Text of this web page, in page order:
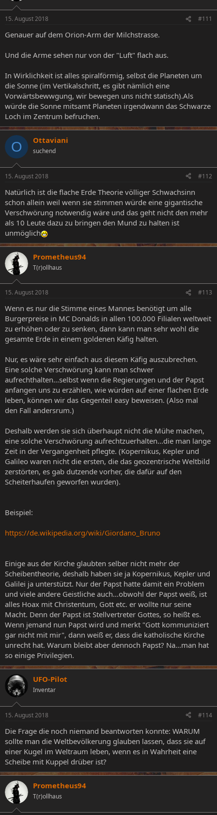
15. August 2018 #111
Genauer auf dem Orion-Arm der Milchstrasse.
Und die Arme sehen nur von der "Luft" flach aus.
In Wirklichkeit ist alles spiralförmig, selbst die Planeten um
die Sonne (im Vertikalschritt, es gibt nämlich eine
Vorwärtsbewwgung, wir bewegen uns nicht statisch).Als
würde die Sonne mitsamt Planeten irgendwann das Schwarze
Loch im Zentrum befruchen.
O Ottaviani
suchend
15. August 2018 #112
Natürlich ist die flache Erde Theorie völliger Schwachsinn
schon allein weil wenn sie stimmen würde eine gigantische
Verschwörung notwendig wäre und das geht nicht den mehr
als 10 Leute dazu zu bringen den Mund zu halten ist
unmöglich
Prometheus94
T(r)ollhaus
15. August 2018 #113
Wenn es nur die Stimme eines Mannes benötigt um alle
Burgerpreise in MC Donalds in allen 100.000 Filialen weltweit
zu erhöhen oder zu senken, dann kann man sehr wohl die
gesamte Erde in einem goldenen Käfig halten.
Nur, es wäre sehr einfach aus diesem Käfig auszubrechen.
Eine solche Verschwörung kann man schwer
aufrechthalten...selbst wenn die Regierungen und der Papst
anfangen uns zu erzählen, wie würden auf einer flachen Erde
leben, können wir das Gegenteil easy beweisen. (Also mal
den Fall andersrum.)
Deshalb werden sie sich überhaupt nicht die Mühe machen,
eine solche Verschwörung aufrechtzuerhalten...die man lange
Zeit in der Vergangenheit pflegte. (Kopernikus, Kepler und
Galileo waren nicht die ersten, die das geozentrische Weltbild
zerstörten, es gab dutzende vorher, die dafür auf den
Scheiterhaufen geworfen wurden).
Beispiel:
https://de.wikipedia.org/wiki/Giordano_Bruno
Einige aus der Kirche glaubten selber nicht mehr der
Scheibentheorie, deshalb haben sie ja Kopernikus, Kepler und
Galilei ja unterstützt. Nur der Papst hatte damit ein Problem
und viele andere Geistliche auch...obwohl der Papst weiß, ist
alles Hoax mit Christentum, Gott etc. er wollte nur seine
Macht. Denn der Papst ist Stellvertreter Gottes, so heißt es.
Wenn jemand nun Papst wird und merkt "Gott kommuniziert
gar nicht mit mir", dann weiß er, dass die katholische Kirche
unrecht hat. Warum bleibt aber dennoch Papst? Na...man hat
so einige Privilegien.
UFO-Pilot
Inventar
15. August 2018 #114
Die Frage die noch niemand beantworten konnte: WARUM
sollte man die Weltbevölkerung glauben lassen, dass sie auf
einer Kugel im Weltraum leben, wenn es in Wahrheit eine
Scheibe mit Kuppel drüber ist?
Prometheus94
T(r)ollhaus